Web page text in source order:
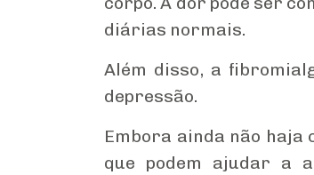
diárias normais.
Além disso, a
depressão.
Embora ainda não
que podem ajudar a